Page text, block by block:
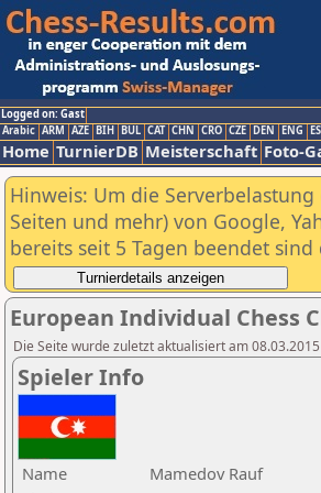
Logged on: Gast
Arabic ARM AZE BIH BUL CAT CHN CRO CZE DEN ENG
Home TurnierDB Meisterschaft Foto-
Hinweis: Um die
Seiten und mehr) von Google,
bereits seit 5 Tagen beendet
European Individual Chess
Die Seite wurde zuletzt aktualisiert am
Spieler Info
Name
Mamedov Rauf